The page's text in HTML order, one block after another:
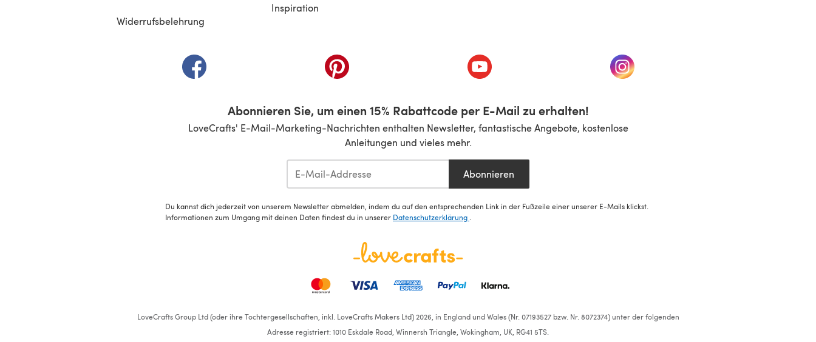
Widerrufsbelehrung
Inspiration
(öffnet sich in einem neuen Tab)(öffnet sich in einem neuen Tab)(öffnet sich in einem neuen Tab)(öffnet sich in einem neuen Tab)
Abonnieren Sie, um einen 15% Rabattcode per E-Mail zu erhalten!
LoveCrafts' E-Mail-Marketing-Nachrichten enthalten Newsletter, fantastische Angebote, kostenlose
Anleitungen und vieles mehr.
Abonnieren
Du kannst dich jederzeit von unserem Newsletter abmelden, indem du auf den entsprechenden Link in der Fußzeile einer unserer E-Mails klickst.
Informationen zum Umgang mit deinen Daten findest du in unserer Datenschutzerklärung
LoveCrafts Group Ltd (oder ihre Tochtergesellschaften, inkl. LoveCrafts Makers Ltd) 2026, in England und Wales (Nr. 07193527 bzw. Nr. 8072374) unter der folgenden
Adresse registriert: 1010 Eskdale Road, Winnersh Triangle, Wokingham, UK, RG41 5TS.